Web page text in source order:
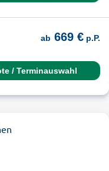
ab 669 € p.P.
/ Terminauswahl